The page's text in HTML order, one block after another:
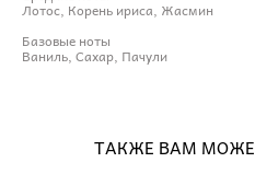
Лотос, Корень ириса, Жасмин
Базовые ноты
Ваниль, Сахар, Пачули
ТАКЖЕ ВАМ